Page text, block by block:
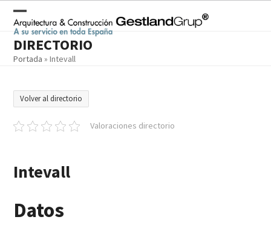
contentOpen
mobile
menu
Close
mobile
menu
DIRECTORIO
Portada »Intevall
Volver al directorio
Valoraciones directorio
Intevall
Datos